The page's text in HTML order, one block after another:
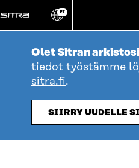
suoraan
sisältöön
Vaihda
kieli
FI
Olet Sitran
tiedot työstämme
sitra.fi.
SIIRRY UUDELLE